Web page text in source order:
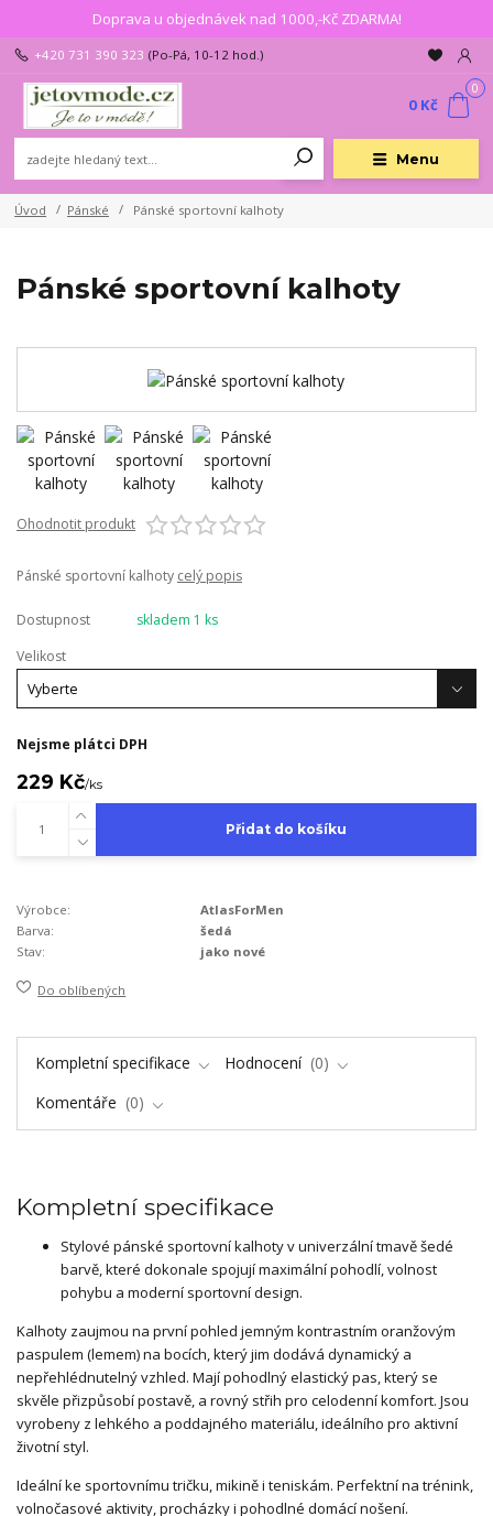
Doprava u objednávek nad 1000,-Kč ZDARMA!
Menu
+420 731 390 323 (Po-Pá, 10-12 hod.)
0
0 Kč
Úvod Pánské Pánské sportovní kalhoty
Pánské sportovní kalhoty
Ohodnotit produkt
Pánské sportovní kalhoty celý popis
Dostupnost
skladem 1 ks
Velikost
Nejsme plátci DPH
229 Kč/ks
Přidat do košíku
Výrobce:
AtlasForMen
Barva:
šedá
Stav:
jako nové
Do oblíbených
Kompletní specifikace Hodnocení
0
Komentáře
0
Kompletní specifikace
Stylové pánské sportovní kalhoty v univerzální tmavě šedé
barvě, které dokonale spojují maximální pohodlí, volnost
pohybu a moderní sportovní design.
Kalhoty zaujmou na první pohled jemným kontrastním oranžovým
paspulem (lemem) na bocích, který jim dodává dynamický a
nepřehlédnutelný vzhled. Mají pohodlný elastický pas, který se
skvěle přizpůsobí postavě, a rovný střih pro celodenní komfort. Jsou
vyrobeny z lehkého a poddajného materiálu, ideálního pro aktivní
životní styl.
Ideální ke sportovnímu tričku, mikině i teniskám. Perfektní na trénink,
volnočasové aktivity, procházky i pohodlné domácí nošení.